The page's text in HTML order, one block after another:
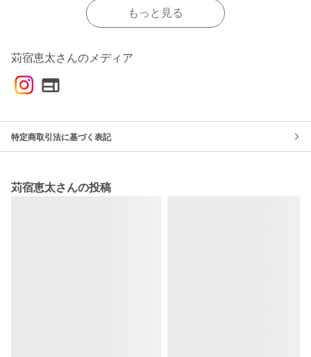
もっと見る
苅宿恵太さんのメディア
特定商取引法に基づく表記
苅宿恵太さんの投稿